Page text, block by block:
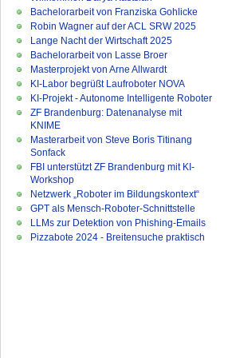
Bachelorarbeit von Franziska Gohlicke
Robin Wagner auf der ACL SRW 2025
Lange Nacht der Wirtschaft 2025
Bachelorarbeit von Lasse Broer
Masterprojekt von Arne Allwardt
KI-Labor begrüßt Laufroboter NOVA
KI-Projekt - Autonome Intelligente Roboter
ZF Brandenburg: Datenanalyse mit
KNIME
Masterarbeit von Steve Boris Titinang
Sonfack
FBI unterstützt ZF Brandenburg mit KI-
Workshop
Netzwerk „Roboter im Bildungskontext“
GPT als Mensch-Roboter-Schnittstelle
LLMs zur Detektion von Phishing-Emails
Pizzabote 2024 - Breitensuche praktisch